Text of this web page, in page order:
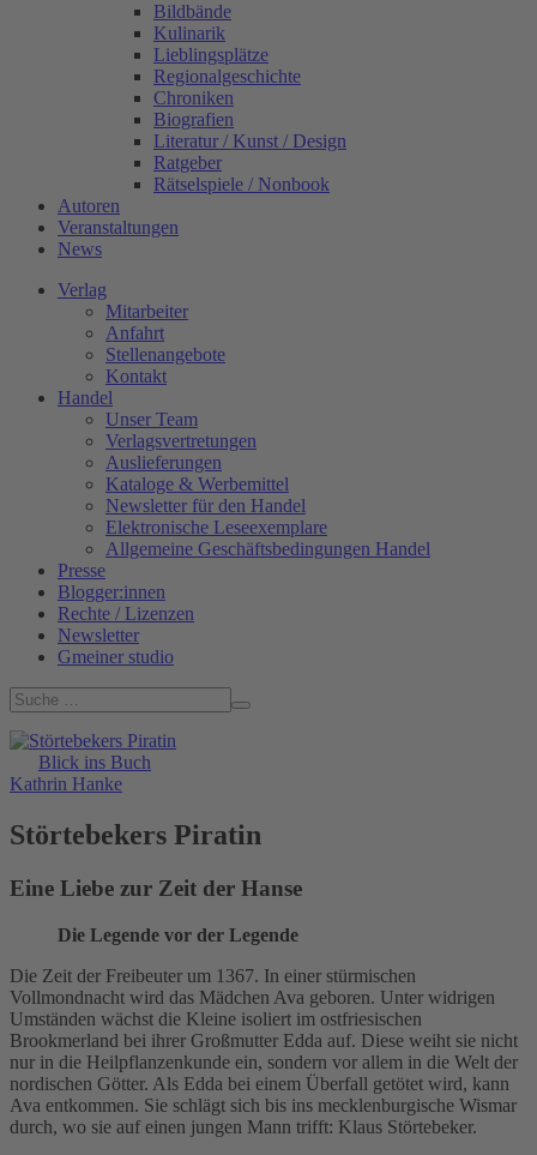
Bildbände
Kulinarik
Lieblingsplätze
Regionalgeschichte
Chroniken
Biografien
Literatur / Kunst / Design
Ratgeber
Rätselspiele / Nonbook
Autoren
Veranstaltungen
News
Verlag
Mitarbeiter
Anfahrt
Stellenangebote
Kontakt
Handel
Unser Team
Verlagsvertretungen
Auslieferungen
Kataloge & Werbemittel
Newsletter für den Handel
Elektronische Leseexemplare
Allgemeine Geschäftsbedingungen Handel
Presse
Blogger:innen
Rechte / Lizenzen
Newsletter
Gmeiner studio
Blick ins Buch
Kathrin Hanke
Störtebekers Piratin
Eine Liebe zur Zeit der Hanse
Die Legende vor der Legende
Die Zeit der Freibeuter um 1367. In einer stürmischen
Vollmondnacht wird das Mädchen Ava geboren. Unter widrigen
Umständen wächst die Kleine isoliert im ostfriesischen
Brookmerland bei ihrer Großmutter Edda auf. Diese weiht sie nicht
nur in die Heilpflanzenkunde ein, sondern vor allem in die Welt der
nordischen Götter. Als Edda bei einem Überfall getötet wird, kann
Ava entkommen. Sie schlägt sich bis ins mecklenburgische Wismar
durch, wo sie auf einen jungen Mann trifft: Klaus Störtebeker.